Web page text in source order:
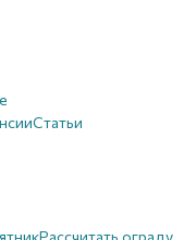
Статьи
Рассчитать ограду